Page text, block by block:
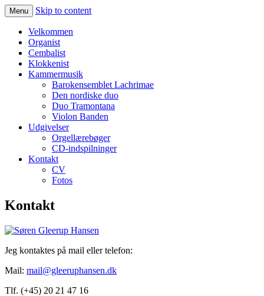
Søren Gleerup Hansen
Menu Skip to content
Velkommen
Organist
Cembalist
Klokkenist
Kammermusik
Barokensemblet Lachrimae
Den nordiske duo
Duo Tramontana
Violon Banden
Udgivelser
Orgellærebøger
CD-indspilninger
Kontakt
CV
Fotos
Kontakt
Jeg kontaktes på mail eller telefon:
Mail: mail@gleeruphansen.dk
Tlf. (+45) 20 21 47 16